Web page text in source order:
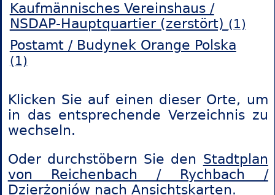
Kaufmännisches Vereinshaus /
NSDAP-Hauptquartier (zerstört) (1)
Postamt / Budynek Orange Polska
(1)
Klicken Sie auf einen dieser Orte, um
in das entsprechende Verzeichnis zu
wechseln.
Oder durchstöbern Sie den Stadtplan
von Reichenbach / Rychbach /
Dzierżoniów nach Ansichtskarten.